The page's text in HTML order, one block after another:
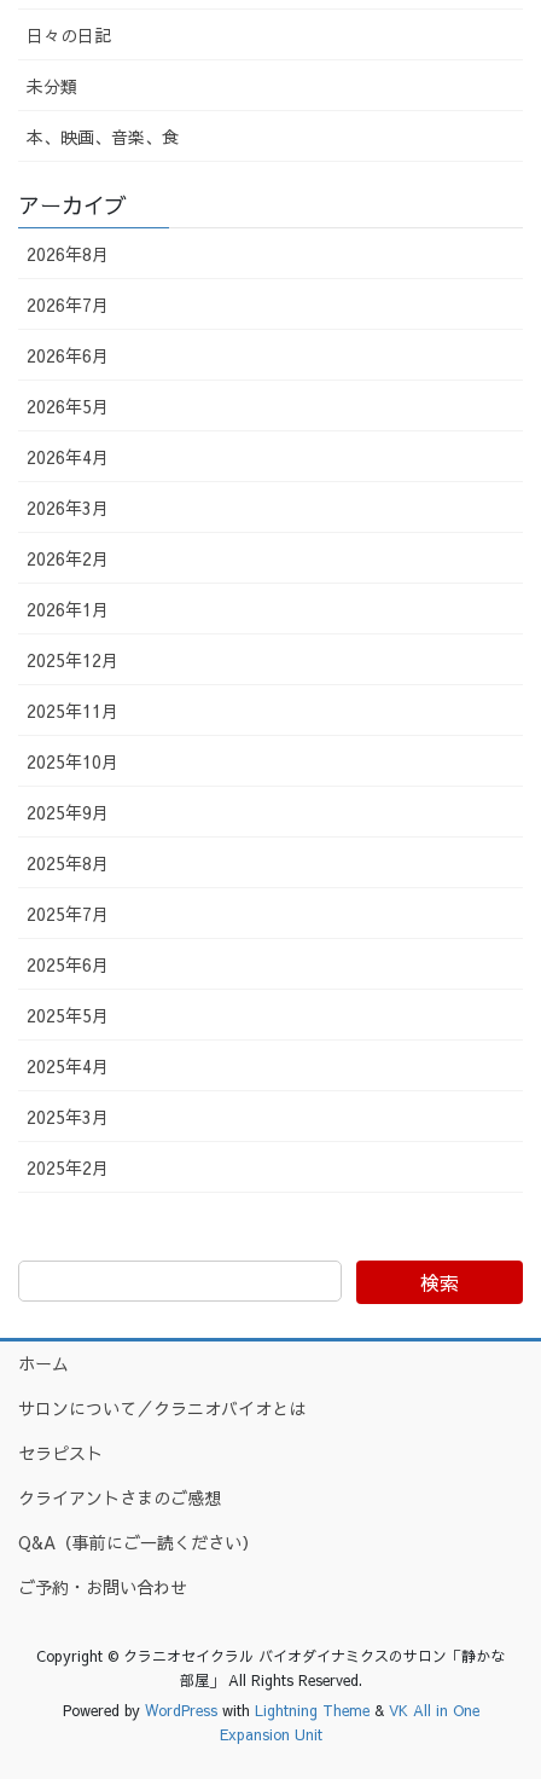
日々の日記
未分類
本、映画、音楽、食
アーカイブ
2026年8月
2026年7月
2026年6月
2026年5月
2026年4月
2026年3月
2026年2月
2026年1月
2025年12月
2025年11月
2025年10月
2025年9月
2025年8月
2025年7月
2025年6月
2025年5月
2025年4月
2025年3月
2025年2月
検索
ホーム
サロンについて／クラニオバイオとは
セラピスト
クライアントさまのご感想
Q&A（事前にご一読ください）
ご予約・お問い合わせ
Copyright © クラニオセイクラル バイオダイナミクスのサロン「静かな
部屋」 All Rights Reserved.
Powered by WordPresswith Lightning Theme& VK All in One
Expansion Unit